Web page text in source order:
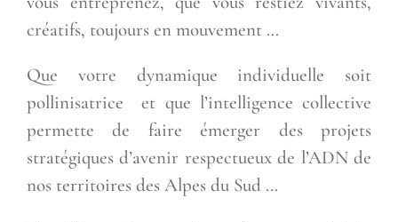
créatifs, toujours en mouvement …
Que votre dynamique individuelle soit
pollinisatrice et que l’intelligence collective
permette de faire émerger des projets
stratégiques d’avenir respectueux de l’ADN de
nos territoires des Alpes du Sud …